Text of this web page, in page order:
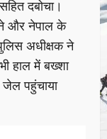
दबोचा।
और नेपाल के
अधीक्षक ने
हाल में बख्शा
जेल पहुंचाया